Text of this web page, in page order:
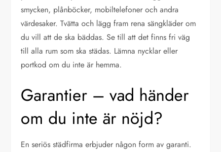
smycken, plånböcker, mobiltelefoner och andra
värdesaker. Tvätta och lägg fram rena sängkläder om
du vill att de ska bäddas. Se till att det finns fri väg
till alla rum som ska städas. Lämna nycklar eller
portkod om du inte är hemma.
Garantier – vad händer
om du inte är nöjd?
En seriös städfirma erbjuder någon form av garanti.